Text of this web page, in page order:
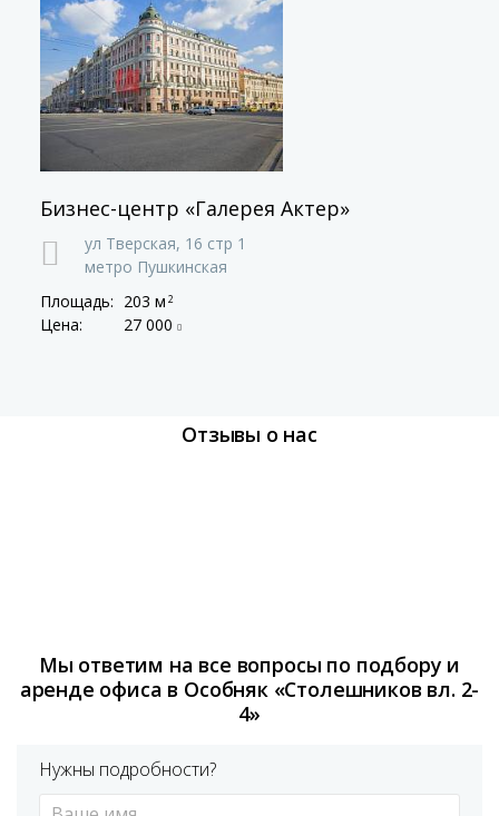
Бизнес-центр «Галерея Актер»
ул Тверская, 16 стр 1
метро Пушкинская
Площадь: 203 м 2
Цена: 27 000
Отзывы о нас
Мы ответим на все вопросы по подбору и
аренде офиса в Особняк «Столешников вл. 2-
4»
Нужны подробности?